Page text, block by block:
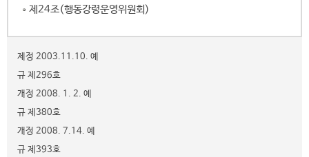
제24조(행동강령운영위원회)
제정 2003.11.10. 예
규 제296호
개정 2008. 1. 2. 예
규 제380호
개정 2008. 7.14. 예
규 제393호